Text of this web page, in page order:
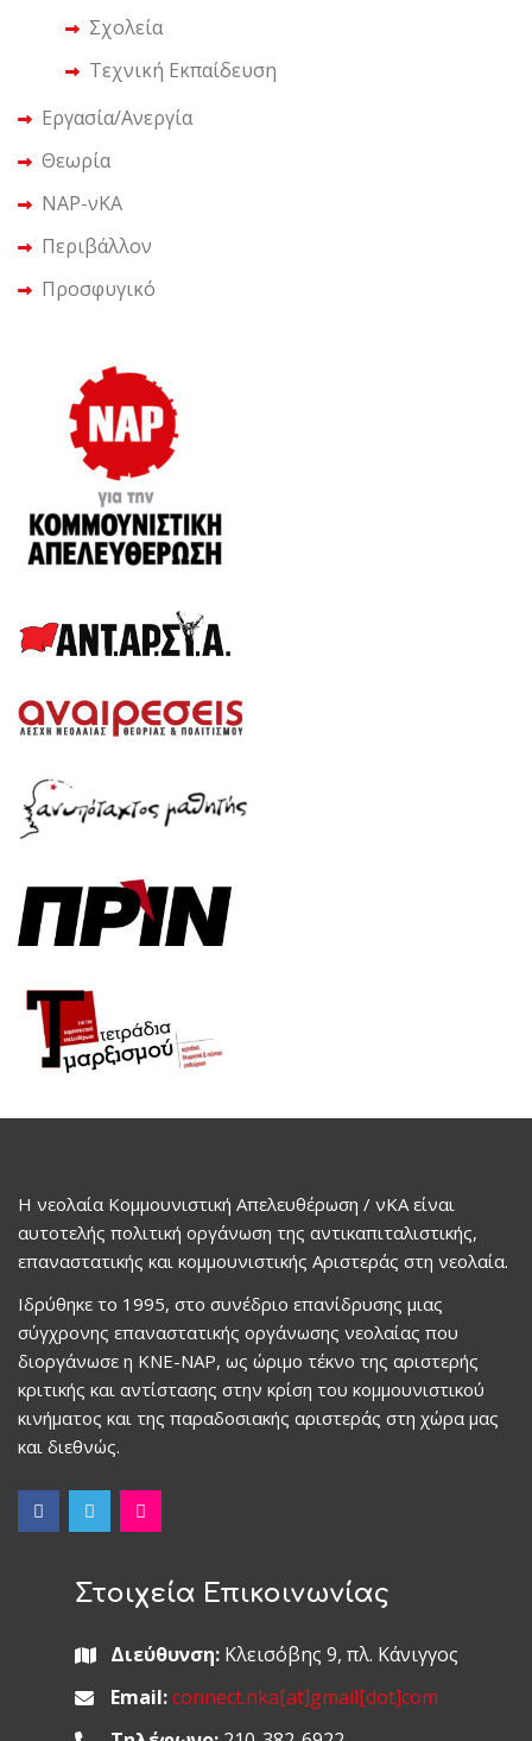
Σχολεία
Τεχνική Εκπαίδευση
Εργασία/Ανεργία
Θεωρία
ΝΑΡ-νΚΑ
Περιβάλλον
Προσφυγικό
Η νεολαία Κομμουνιστική Απελευθέρωση / νΚΑ είναι
αυτοτελής πολιτική οργάνωση της αντικαπιταλιστικής,
επαναστατικής και κομμουνιστικής Αριστεράς στη νεολαία.
Ιδρύθηκε το 1995, στο συνέδριο επανίδρυσης μιας
σύγχρονης επαναστατικής οργάνωσης νεολαίας που
διοργάνωσε η ΚΝΕ-ΝΑΡ, ως ώριμο τέκνο της αριστερής
κριτικής και αντίστασης στην κρίση του κομμουνιστικού
κινήματος και της παραδοσιακής αριστεράς στη χώρα μας
και διεθνώς.
Στοιχεία Επικοινωνίας
Διεύθυνση:Κλεισόβης 9, πλ. Κάνιγγος
Email: connect.nka[at]gmail[dot]com